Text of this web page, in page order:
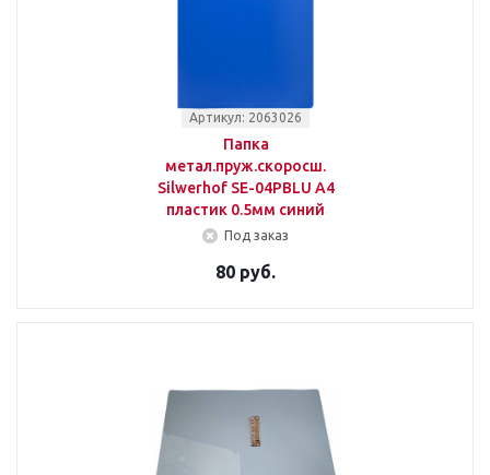
Артикул: 2063026
Папка
метал.пруж.скоросш.
Silwerhof SE-04PBLU A4
пластик 0.5мм синий
Под заказ
80 руб.